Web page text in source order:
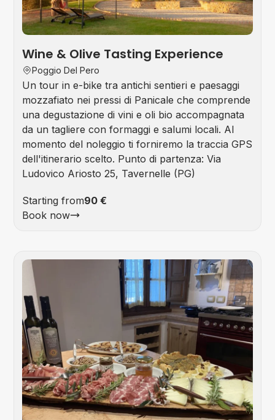
Wine & Olive Tasting Experience
Poggio Del Pero
Un tour in e-bike tra antichi sentieri e paesaggi
mozzafiato nei pressi di Panicale che comprende
una degustazione di vini e oli bio accompagnata
da un tagliere con formaggi e salumi locali. Al
momento del noleggio ti forniremo la traccia GPS
dell'itinerario scelto. Punto di partenza: Via
Ludovico Ariosto 25, Tavernelle (PG)
Starting from90 €
Book now